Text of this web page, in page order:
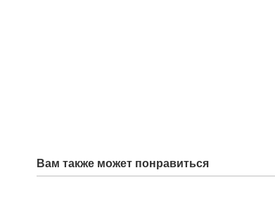
Вам также может понравиться